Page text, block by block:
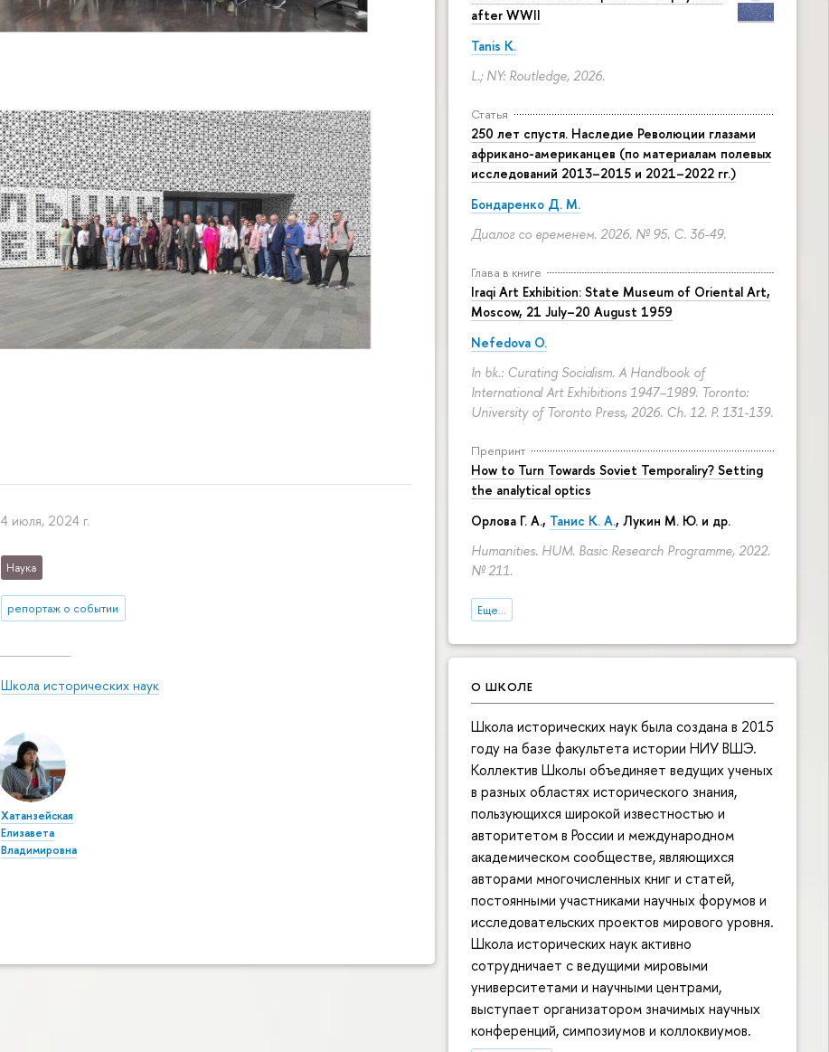
after WWII
Tanis K.
L.; NY: Routledge, 2026.
Статья
250 лет спустя. Наследие Революции глазами
африкано-американцев (по материалам полевых
исследований 2013–2015 и 2021–2022 гг.)
Бондаренко Д. М.
Диалог со временем. 2026. № 95. С. 36-49.
Глава в книге
Iraqi Art Exhibition: State Museum of Oriental Art,
Moscow, 21 July–20 August 1959
Nefedova O.
In bk.: Curating Socialism. A Handbook of
International Art Exhibitions 1947–1989. Toronto:
University of Toronto Press, 2026. Ch. 12. P. 131-139.
Препринт
How to Turn Towards Soviet Temporaliry? Setting
the analytical optics
Орлова Г. А., Танис К. А., Лукин М. Ю. и др.
Humanities. HUM. Basic Research Programme, 2022.
№ 211.
Еще...
О ШКОЛЕ
Школа исторических наук была создана в 2015
году на базе факультета истории НИУ ВШЭ.
Коллектив Школы объединяет ведущих ученых
в разных областях исторического знания,
пользующихся широкой известностью и
авторитетом в России и международном
академическом сообществе, являющихся
авторами многочисленных книг и статей,
постоянными участниками научных форумов и
исследовательских проектов мирового уровня.
Школа исторических наук активно
сотрудничает с ведущими мировыми
университетами и научными центрами,
выступает организатором значимых научных
конференций, симпозиумов и коллоквиумов.
4 июля, 2024 г.
Наука
репортаж о событии
Школа исторических наук
Хатанзейская
Елизавета
Владимировна